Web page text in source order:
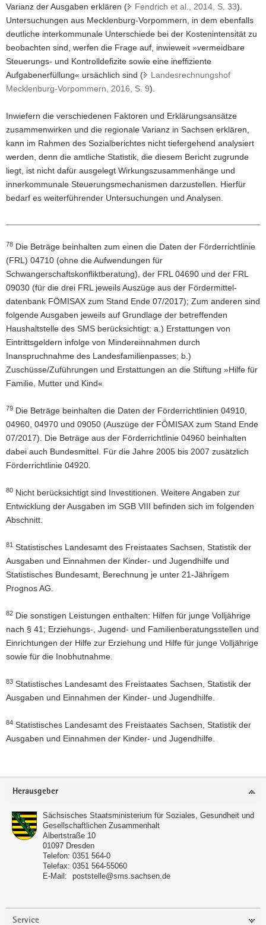
Varianz der Ausgaben erklären (
Fendrich et al., 2014, S. 33).
Untersuchungen aus Mecklenburg-Vorpommern, in dem ebenfalls
deutliche interkommunale Unterschiede bei der Kostenintensität zu
beobachten sind, werfen die Frage auf, inwieweit »vermeidbare
Steuerungs- und Kontrolldefizite sowie eine ineffiziente
Aufgabenerfüllung« ursächlich sind (
Landesrechnungshof
Mecklenburg-Vorpommern, 2016, S. 9).
Inwiefern die verschiedenen Faktoren und Erklärungsansätze
zusammenwirken und die regionale Varianz in Sachsen erklären,
kann im Rahmen des Sozialberichtes nicht tiefergehend analysiert
werden, denn die amtliche Statistik, die diesem Bericht zugrunde
liegt, ist nicht dafür ausgelegt Wirkungszusammenhänge und
innerkommunale Steuerungsmechanismen darzustellen. Hierfür
bedarf es weiterführender Untersuchungen und Analysen.
Fußnoten
78 Die Beträge beinhalten zum einen die Daten der Förderrichtlinie
(FRL) 04710 (ohne die Aufwendungen für
Schwangerschaftskonfliktberatung), der FRL 04690 und der FRL
09030 (für die drei FRL jeweils Auszüge aus der Fördermittel­
datenbank FÖMISAX zum Stand Ende 07/2017); Zum anderen sind
folgende Ausgaben jeweils auf Grundlage der betreffenden
Haushaltstelle des SMS berücksichtigt: a.) Erstattungen von
Eintrittsgeldern infolge von Mindereinnahmen durch
Inanspruchnahme des Landesfamilienpasses; b.)
Zuschüsse/Zuführungen und Erstattungen an die Stiftung »Hilfe für
Familie, Mutter und Kind«
79 Die Beträge beinhalten die Daten der Förderrichtlinien 04910,
04960, 04970 und 09050 (Auszüge der FÖMISAX zum Stand Ende
07/2017). Die Beträge aus der Förderrichtlinie 04960 beinhalten
dabei auch Bundesmittel. Für die Jahre 2005 bis 2007 zusätzlich
Förderrichtlinie 04920.
80 Nicht berücksichtigt sind Investitionen. Weitere Angaben zur
Entwicklung der Ausgaben im SGB VIII befinden sich im folgenden
Abschnitt.
81 Statistisches Landesamt des Freistaates Sachsen, Statistik der
Ausgaben und Einnahmen der Kinder- und Jugendhilfe und
Statistisches Bundesamt, Berechnung je unter 21-Jährigem
Prognos AG.
82 Die sonstigen Leistungen enthalten: Hilfen für junge Volljährige
nach § 41; Erziehungs-, Jugend- und Familienberatungsstellen und
Einrichtungen der Hilfe zur Erziehung und Hilfe für junge Volljährige
sowie für die Inobhutnahme.
83 Statistisches Landesamt des Freistaates Sachsen, Statistik der
Ausgaben und Einnahmen der Kinder- und Jugendhilfe.
84 Statistisches Landesamt des Freistaates Sachsen, Statistik der
Ausgaben und Einnahmen der Kinder- und Jugendhilfe.
Footer-
Herausgeber
Sächsisches Staatsministerium für Soziales, Gesundheit und
Gesellschaftlichen Zusammenhalt
Albertstraße 10
01097 Dresden
Telefon: 0351 564-0
Telefax: 0351 564-55060
E-Mail:
poststelle@sms.sachsen.de
Service